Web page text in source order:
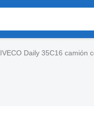
IVECO Daily 35C16 camión